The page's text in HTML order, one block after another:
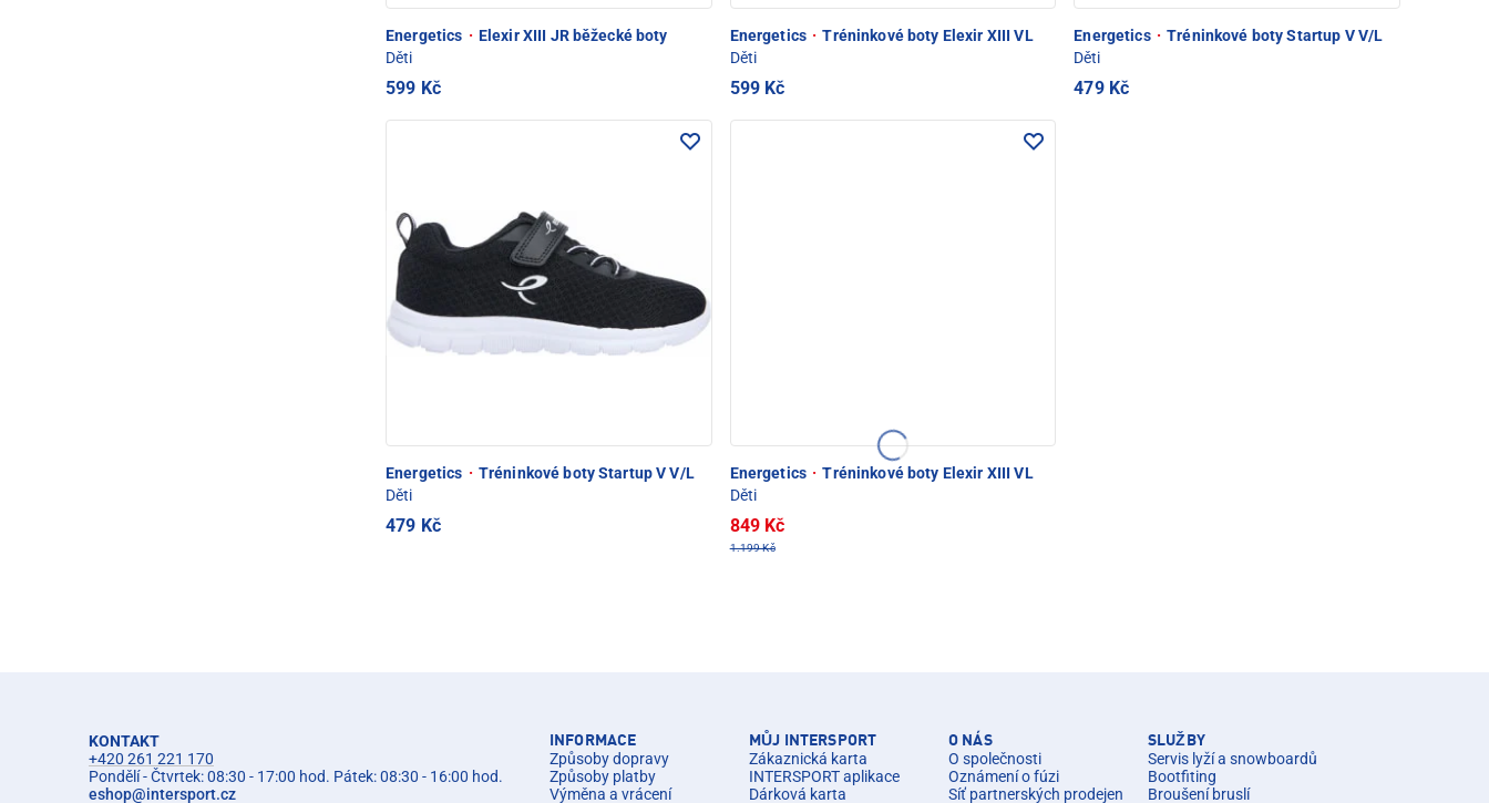
Energetics · Elexir XIII JR běžecké boty
Děti
599 Kč
Energetics · Tréninkové boty Elexir XIII VL
Děti
599 Kč
Energetics · Tréninkové boty Startup V V/L
Děti
479 Kč
Energetics · Tréninkové boty Startup V V/L
Děti
479 Kč
Energetics · Tréninkové boty Elexir XIII VL
Děti
849 Kč
1.199 Kč
KONTAKT
+420 261 221 170
Pondělí - Čtvrtek: 08:30 - 17:00 hod. Pátek: 08:30 - 16:00 hod.
eshop@intersport.cz
INFORMACE
Způsoby dopravy
Způsoby platby
Výměna a vrácení
MŮJ INTERSPORT
Zákaznická karta
INTERSPORT aplikace
Dárková karta
O NÁS
O společnosti
Oznámení o fúzi
Síť partnerských prodejen
SLUŽBY
Servis lyží a snowboardů
Bootfiting
Broušení bruslí